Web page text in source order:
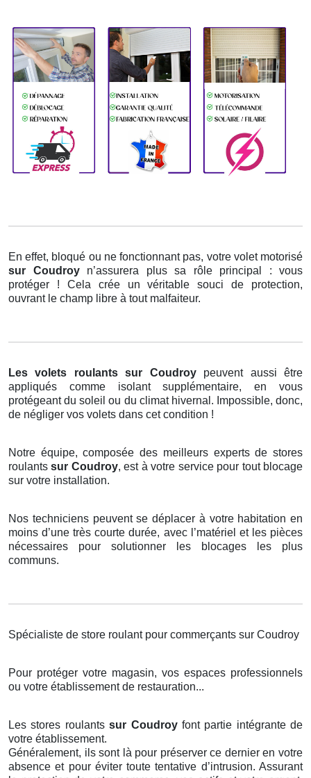
En effet, bloqué ou ne fonctionnant pas, votre volet motorisé
sur Coudroy n’assurera plus sa rôle principal : vous
protéger ! Cela crée un véritable souci de protection,
ouvrant le champ libre à tout malfaiteur.
Les volets roulants sur Coudroy peuvent aussi être
appliqués comme isolant supplémentaire, en vous
protégeant du soleil ou du climat hivernal. Impossible, donc,
de négliger vos volets dans cet condition !
Notre équipe, composée des meilleurs experts de stores
roulantssur Coudroy, est à votre service pour tout blocage
sur votre installation.
Nos techniciens peuvent se déplacer à votre habitation en
moins d’une très courte durée, avec l’matériel et les pièces
nécessaires pour solutionner les blocages les plus
communs.
Spécialiste de store roulant pour commerçants sur Coudroy
Pour protéger votre magasin, vos espaces professionnels
ou votre établissement de restauration...
Les stores roulantssur Coudroy font partie intégrante de
votre établissement.
Généralement, ils sont là pour préserver ce dernier en votre
absence et pour éviter toute tentative d’intrusion. Assurant